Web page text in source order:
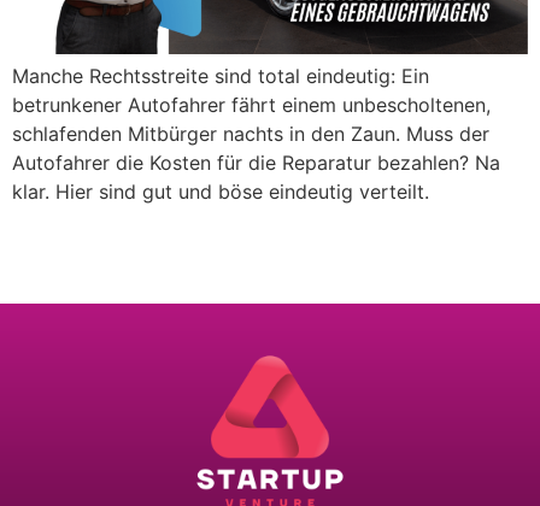
Manche Rechtsstreite sind total eindeutig: Ein
betrunkener Autofahrer fährt einem unbescholtenen,
schlafenden Mitbürger nachts in den Zaun. Muss der
Autofahrer die Kosten für die Reparatur bezahlen? Na
klar. Hier sind gut und böse eindeutig verteilt.